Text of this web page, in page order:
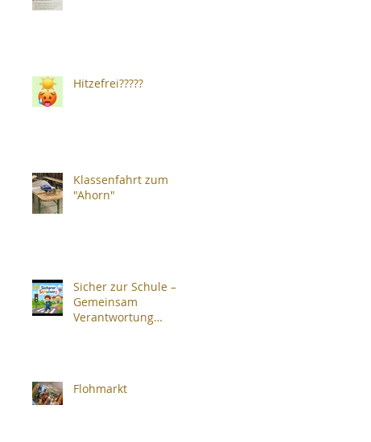
Hitzefrei?????
Klassenfahrt zum
"Ahorn"
Sicher zur Schule –
Gemeinsam
Verantwortung
Flohmarkt